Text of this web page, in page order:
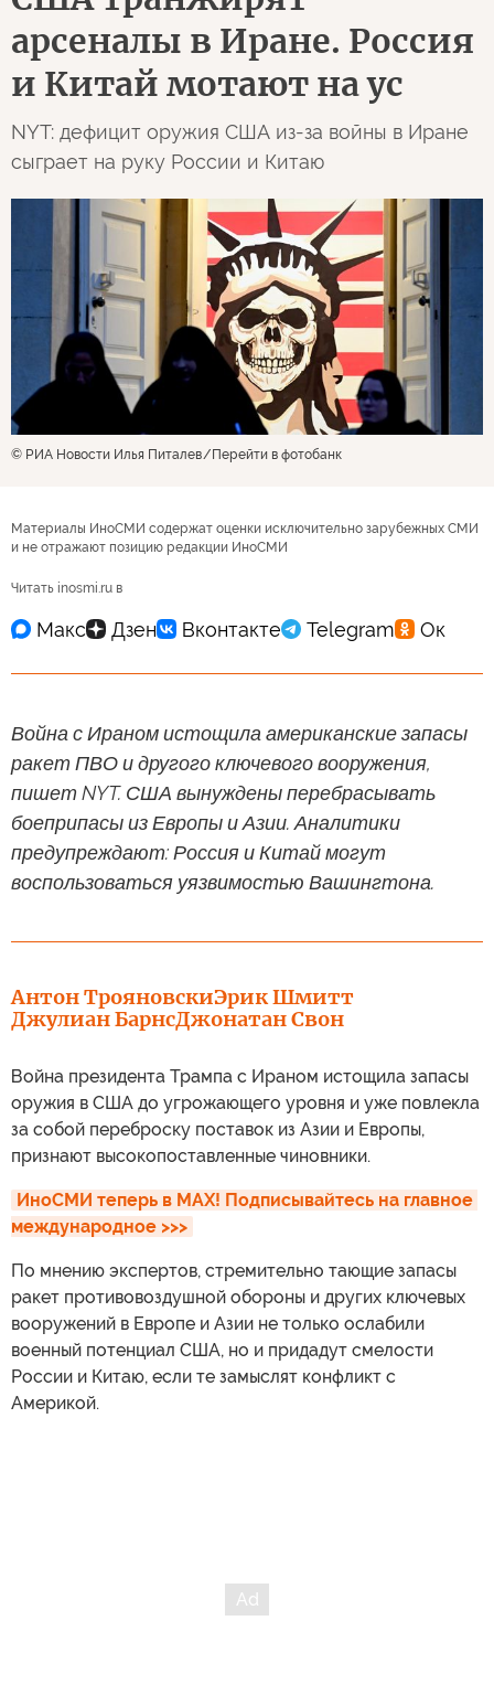
арсеналы в Иране. Россия
и Китай мотают на ус
NYT: дефицит оружия США из-за войны в Иране
сыграет на руку России и Китаю
© РИА Новости Илья Питалев Перейти в фотобанк
Материалы ИноСМИ содержат оценки исключительно зарубежных СМИ
и не отражают позицию редакции ИноСМИ
Читать inosmi.ru в
Война с Ираном истощила американские запасы
ракет ПВО и другого ключевого вооружения,
пишет NYT. США вынуждены перебрасывать
боеприпасы из Европы и Азии. Аналитики
предупреждают: Россия и Китай могут
воспользоваться уязвимостью Вашингтона.
Антон ТрояновскиЭрик Шмитт
Джулиан БарнсДжонатан Свон
Война президента Трампа с Ираном истощила запасы
оружия в США до угрожающего уровня и уже повлекла
за собой переброску поставок из Азии и Европы,
признают высокопоставленные чиновники.
ИноСМИ теперь в MAX! Подписывайтесь на главное
международное >>>
По мнению экспертов, стремительно тающие запасы
ракет противовоздушной обороны и других ключевых
вооружений в Европе и Азии не только ослабили
военный потенциал США, но и придадут смелости
России и Китаю, если те замыслят конфликт с
Америкой.